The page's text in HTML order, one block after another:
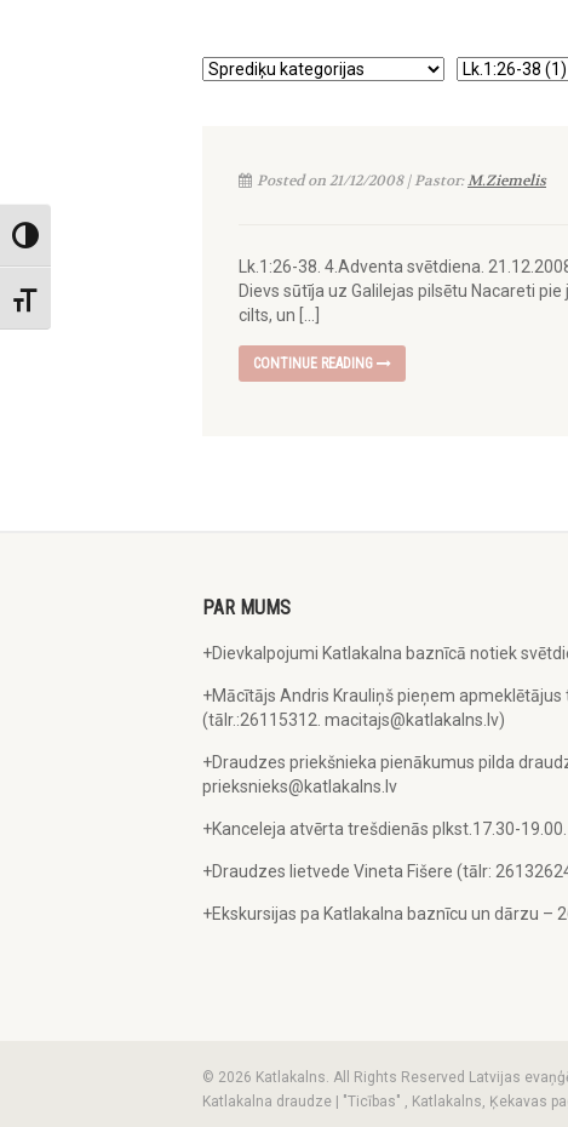
Toggle High Contrast
Toggle Font size
Posted on 21/12/2008 | Pastor:M.Ziemelis
Lk.1:26-38. 4.Adventa svētdiena.
Dievs sūtīja uz Galilejas pilsētu Nacareti
cilts, un […]
CONTINUE READING
PAR MUMS
+Dievkalpojumi Katlakalna baznīcā notiek
+Mācītājs Andris Krauliņš pieņem
(tālr.:26115312. macitajs@katlakalns.lv)
+Draudzes priekšnieka pienākumus pilda
prieksnieks@katlakalns.lv
+Kanceleja atvērta trešdienās plkst.17.30-19.00.
+Draudzes lietvede Vineta Fišere (tālr:
+Ekskursijas pa Katlakalna baznīcu un dārzu –
© 2026 Katlakalns. All Rights Reserved Latvijas
Katlakalna draudze | "Ticības" , Katlakalns, Ķekavas